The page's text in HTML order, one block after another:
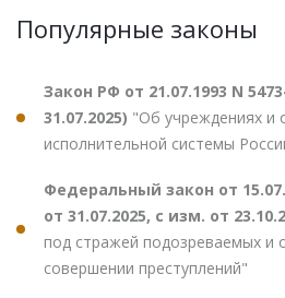
Популярные законы
Закон РФ от 21.07.1993 N
31.07.2025) "Об учреждениях и
исполнительной системы
Федеральный закон от
от 31.07.2025, с изм. от
под стражей подозреваемых и
совершении преступлений"